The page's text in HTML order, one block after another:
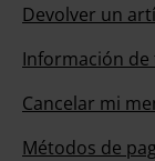
Devolver un
Información de
Cancelar mi
Métodos de